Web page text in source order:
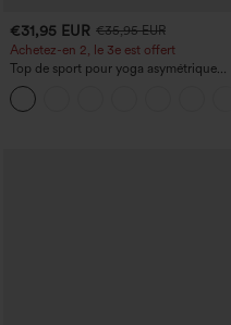
€31,95 EUR €35,95 EUR
Achetez-en 2, le 3e est offert
Top de sport pour yoga asymétrique
(une épaule) à manches longues avec
ouverture pour le pouce, ourlet arrondi
haut-bas, séchage rapide, soutien-